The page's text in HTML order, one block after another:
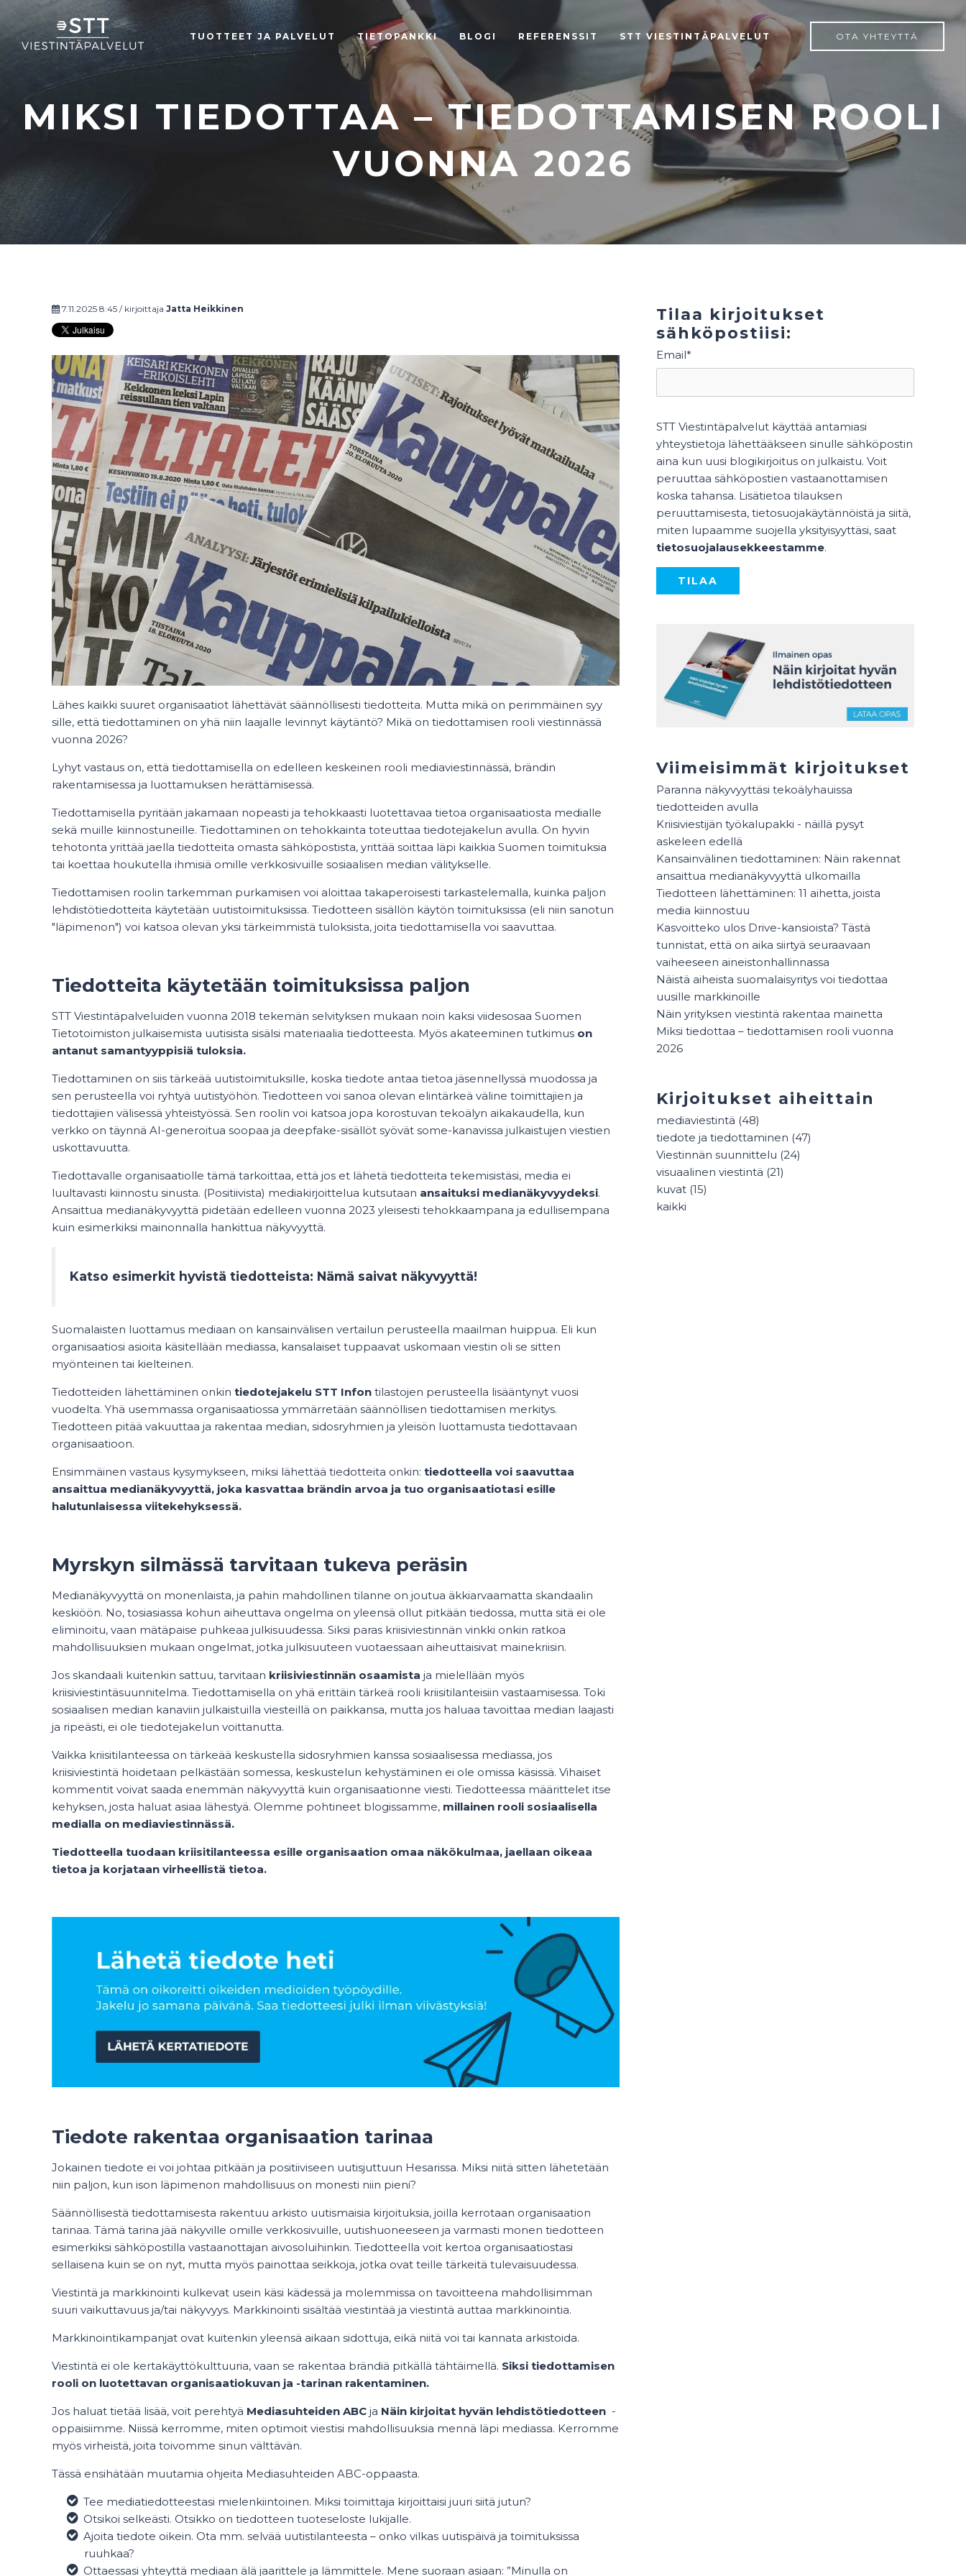
TUOTTEET JA PALVELUT TIETOPANKKI BLOGI REFERENSSIT STT VIESTINTÄPALVELUT OTA YHTEYTTÄ
MIKSI TIEDOTTAA – TIEDOTTAMISEN ROOLI
VUONNA 2026
7.11.2025 8:45 / kirjoittaja Jatta Heikkinen
Lähes kaikki suuret organisaatiot lähettävät säännöllisesti tiedotteita. Mutta mikä on perimmäinen syy
sille, että tiedottaminen on yhä niin laajalle levinnyt käytäntö? Mikä on tiedottamisen rooli viestinnässä
vuonna 2026?
Lyhyt vastaus on, että tiedottamisella on edelleen keskeinen rooli mediaviestinnässä, brändin
rakentamisessa ja luottamuksen herättämisessä.
Tiedottamisella pyritään jakamaan nopeasti ja tehokkaasti luotettavaa tietoa organisaatiosta medialle
sekä muille kiinnostuneille. Tiedottaminen on tehokkainta toteuttaa tiedotejakelun avulla. On hyvin
tehotonta yrittää jaella tiedotteita omasta sähköpostista, yrittää soittaa läpi kaikkia Suomen toimituksia
tai koettaa houkutella ihmisiä omille verkkosivuille sosiaalisen median välitykselle.
Tiedottamisen roolin tarkemman purkamisen voi aloittaa takaperoisesti tarkastelemalla, kuinka paljon
lehdistötiedotteita käytetään uutistoimituksissa. Tiedotteen sisällön käytön toimituksissa (eli niin sanotun
"läpimenon") voi katsoa olevan yksi tärkeimmistä tuloksista, joita tiedottamisella voi saavuttaa.
Tiedotteita käytetään toimituksissa paljon
STT Viestintäpalveluiden vuonna 2018 tekemän selvityksen mukaan noin kaksi viidesosaa Suomen
Tietotoimiston julkaisemista uutisista sisälsi materiaalia tiedotteesta. Myös akateeminen tutkimus on
antanut samantyyppisiä tuloksia.
Tiedottaminen on siis tärkeää uutistoimituksille, koska tiedote antaa tietoa jäsennellyssä muodossa ja
sen perusteella voi ryhtyä uutistyöhön. Tiedotteen voi sanoa olevan elintärkeä väline toimittajien ja
tiedottajien välisessä yhteistyössä. Sen roolin voi katsoa jopa korostuvan tekoälyn aikakaudella, kun
verkko on täynnä AI-generoitua soopaa ja deepfake-sisällöt syövät some-kanavissa julkaistujen viestien
uskottavuutta.
Tiedottavalle organisaatiolle tämä tarkoittaa, että jos et lähetä tiedotteita tekemisistäsi, media ei
luultavasti kiinnostu sinusta. (Positiivista) mediakirjoittelua kutsutaan ansaituksi medianäkyvyydeksi.
Ansaittua medianäkyvyyttä pidetään edelleen vuonna 2023 yleisesti tehokkaampana ja edullisempana
kuin esimerkiksi mainonnalla hankittua näkyvyyttä.
Katso esimerkit hyvistä tiedotteista: Nämä saivat näkyvyyttä!
Suomalaisten luottamus mediaan on kansainvälisen vertailun perusteella maailman huippua. Eli kun
organisaatiosi asioita käsitellään mediassa, kansalaiset tuppaavat uskomaan viestin oli se sitten
myönteinen tai kielteinen.
Tiedotteiden lähettäminen onkin tiedotejakelu STT Infon tilastojen perusteella lisääntynyt vuosi
vuodelta. Yhä usemmassa organisaatiossa ymmärretään säännöllisen tiedottamisen merkitys.
Tiedotteen pitää vakuuttaa ja rakentaa median, sidosryhmien ja yleisön luottamusta tiedottavaan
organisaatioon.
Ensimmäinen vastaus kysymykseen, miksi lähettää tiedotteita onkin: tiedotteella voi saavuttaa
ansaittua medianäkyvyyttä, joka kasvattaa brändin arvoa ja tuo organisaatiotasi esille
halutunlaisessa viitekehyksessä.
Myrskyn silmässä tarvitaan tukeva peräsin
Medianäkyvyyttä on monenlaista, ja pahin mahdollinen tilanne on joutua äkkiarvaamatta skandaalin
keskiöön. No, tosiasiassa kohun aiheuttava ongelma on yleensä ollut pitkään tiedossa, mutta sitä ei ole
eliminoitu, vaan mätäpaise puhkeaa julkisuudessa. Siksi paras kriisiviestinnän vinkki onkin ratkoa
mahdollisuuksien mukaan ongelmat, jotka julkisuuteen vuotaessaan aiheuttaisivat mainekriisin.
Jos skandaali kuitenkin sattuu, tarvitaan kriisiviestinnän osaamista ja mielellään myös
kriisiviestintäsuunnitelma. Tiedottamisella on yhä erittäin tärkeä rooli kriisitilanteisiin vastaamisessa. Toki
sosiaalisen median kanaviin julkaistuilla viesteillä on paikkansa, mutta jos haluaa tavoittaa median laajasti
ja ripeästi, ei ole tiedotejakelun voittanutta.
Vaikka kriisitilanteessa on tärkeää keskustella sidosryhmien kanssa sosiaalisessa mediassa, jos
kriisiviestintä hoidetaan pelkästään somessa, keskustelun kehystäminen ei ole omissa käsissä. Vihaiset
kommentit voivat saada enemmän näkyvyyttä kuin organisaationne viesti. Tiedotteessa määrittelet itse
kehyksen, josta haluat asiaa lähestyä. Olemme pohtineet blogissamme, millainen rooli sosiaalisella
medialla on mediaviestinnässä.
Tiedotteella tuodaan kriisitilanteessa esille organisaation omaa näkökulmaa, jaellaan oikeaa
tietoa ja korjataan virheellistä tietoa.
Tiedote rakentaa organisaation tarinaa
Jokainen tiedote ei voi johtaa pitkään ja positiiviseen uutisjuttuun Hesarissa. Miksi niitä sitten lähetetään
niin paljon, kun ison läpimenon mahdollisuus on monesti niin pieni?
Säännöllisestä tiedottamisesta rakentuu arkisto uutismaisia kirjoituksia, joilla kerrotaan organisaation
tarinaa. Tämä tarina jää näkyville omille verkkosivuille, uutishuoneeseen ja varmasti monen tiedotteen
esimerkiksi sähköpostilla vastaanottajan aivosoluihinkin. Tiedotteella voit kertoa organisaatiostasi
sellaisena kuin se on nyt, mutta myös painottaa seikkoja, jotka ovat teille tärkeitä tulevaisuudessa.
Viestintä ja markkinointi kulkevat usein käsi kädessä ja molemmissa on tavoitteena mahdollisimman
suuri vaikuttavuus ja/tai näkyvyys. Markkinointi sisältää viestintää ja viestintä auttaa markkinointia.
Markkinointikampanjat ovat kuitenkin yleensä aikaan sidottuja, eikä niitä voi tai kannata arkistoida.
Viestintä ei ole kertakäyttökulttuuria, vaan se rakentaa brändiä pitkällä tähtäimellä. Siksi tiedottamisen
rooli on luotettavan organisaatiokuvan ja -tarinan rakentaminen.
Jos haluat tietää lisää, voit perehtyä Mediasuhteiden ABC ja Näin kirjoitat hyvän lehdistötiedotteen -
oppaisiimme. Niissä kerromme, miten optimoit viestisi mahdollisuuksia mennä läpi mediassa. Kerromme
myös virheistä, joita toivomme sinun välttävän.
Tässä ensihätään muutamia ohjeita Mediasuhteiden ABC-oppaasta.
Tee mediatiedotteestasi mielenkiintoinen. Miksi toimittaja kirjoittaisi juuri siitä jutun?
Otsikoi selkeästi. Otsikko on tiedotteen tuoteseloste lukijalle.
Ajoita tiedote oikein. Ota mm. selvää uutistilanteesta – onko vilkas uutispäivä ja toimituksissa
ruuhkaa?
Ottaessasi yhteyttä mediaan älä jaarittele ja lämmittele. Mene suoraan asiaan: ”Minulla on
Tilaa kirjoitukset
sähköpostiisi:
Email*
STT Viestintäpalvelut käyttää antamiasi
yhteystietoja lähettääkseen sinulle sähköpostin
aina kun uusi blogikirjoitus on julkaistu. Voit
peruuttaa sähköpostien vastaanottamisen
koska tahansa. Lisätietoa tilauksen
peruuttamisesta, tietosuojakäytännöistä ja siitä,
miten lupaamme suojella yksityisyyttäsi, saat
tietosuojalausekkeestamme.
Viimeisimmät kirjoitukset
Paranna näkyvyyttäsi tekoälyhauissa
tiedotteiden avulla
Kriisiviestijän työkalupakki - näillä pysyt
askeleen edellä
Kansainvälinen tiedottaminen: Näin rakennat
ansaittua medianäkyvyyttä ulkomailla
Tiedotteen lähettäminen: 11 aihetta, joista
media kiinnostuu
Kasvoitteko ulos Drive-kansioista? Tästä
tunnistat, että on aika siirtyä seuraavaan
vaiheeseen aineistonhallinnassa
Näistä aiheista suomalaisyritys voi tiedottaa
uusille markkinoille
Näin yrityksen viestintä rakentaa mainetta
Miksi tiedottaa – tiedottamisen rooli vuonna
2026
Kirjoitukset aiheittain
mediaviestintä (48)
tiedote ja tiedottaminen (47)
Viestinnän suunnittelu (24)
visuaalinen viestintä (21)
kuvat (15)
kaikki